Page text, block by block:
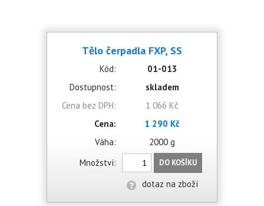
Tělo čerpadla FXP, SS
Kód:
01-013
Dostupnost:
skladem
Cena bez DPH:
1 066 Kč
Cena:
1 290 Kč
Váha:
2000 g
Množství:
DO KOŠÍKU
dotaz na zboží